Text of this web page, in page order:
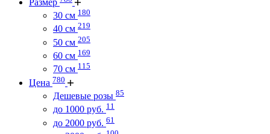
30 см 180
40 см 219
50 см 205
60 см 169
70 см 115
Цена 780
Дешевые розы 85
до 1000 руб. 11
до 2000 руб. 61